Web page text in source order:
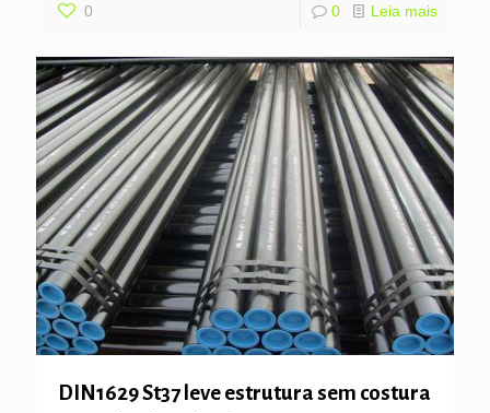
0 0 Leia mais
DIN1629 St37 leve estrutura sem costura